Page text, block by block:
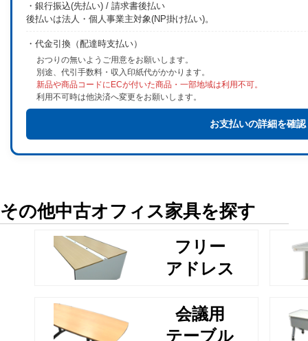
・銀行振込(先払い) / 請求書後払い
後払いは法人・個人事業主対象(NP掛け払い)。
・代金引換（配達時支払い）
おつりの無いようご用意をお願いします。
別途、代引手数料・収入印紙代がかかります。
新品や商品コードにECが付いた商品・一部地域は利用不可。
利用不可時は他決済へ変更をお願いします。
お支払いの詳細を確認
その他中古オフィス家具を探す
フリー
アドレス
会議用
テーブル